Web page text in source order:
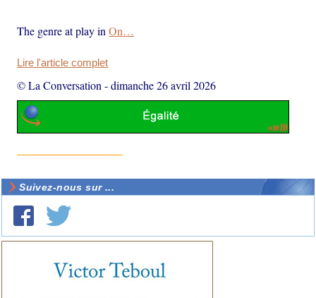
The genre at play inOn…
Lire l'article complet
© La Conversation -dimanche 26 avril 2026
Suivez-nous sur ...